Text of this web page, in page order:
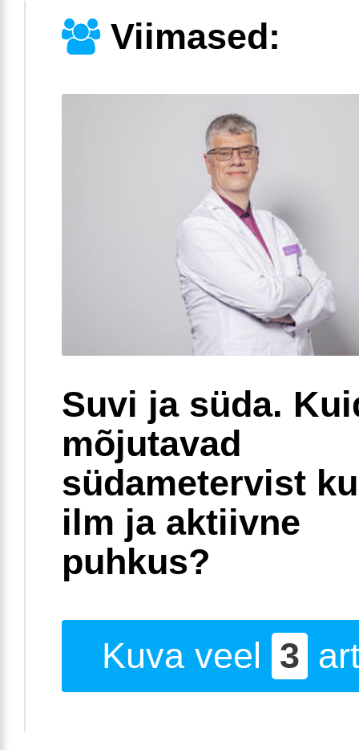
Viimased:
Suvi ja süda.
mõjutavad
südametervist
ilm ja aktiivne
puhkus?
Kuva veel 3